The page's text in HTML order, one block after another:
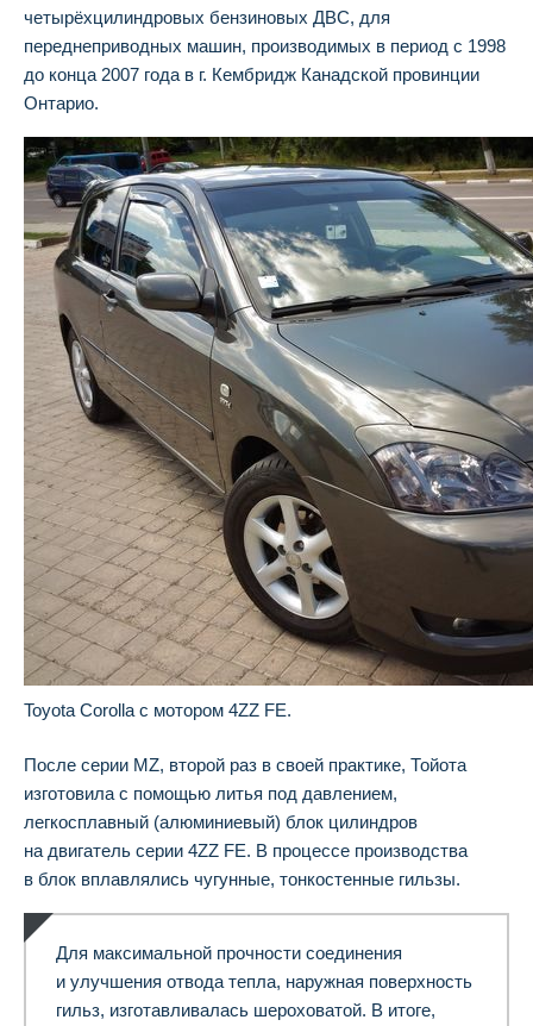
четырёхцилиндровых бензиновых ДВС, для
переднеприводных машин, производимых в период с 1998
до конца 2007 года в г. Кембридж Канадской провинции
Онтарио.
Toyota Corolla с мотором 4ZZ FE.
После серии MZ, второй раз в своей практике, Тойота
изготовила с помощью литья под давлением,
легкосплавный (алюминиевый) блок цилиндров
на двигатель серии 4ZZ FE. В процессе производства
в блок вплавлялись чугунные, тонкостенные гильзы.
Для максимальной прочности соединения
и улучшения отвода тепла, наружная поверхность
гильз, изготавливалась шероховатой. В итоге,